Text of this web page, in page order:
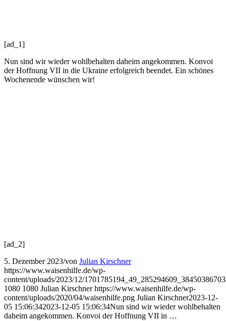
[ad_1]
Nun sind wir wieder wohlbehalten daheim angekommen. Konvoi
der Hoffnung VII in die Ukraine erfolgreich beendet. Ein schönes
Wochenende wünschen wir!
[ad_2]
5. Dezember 2023/von Julian Kirschner
https://www.waisenhilfe.de/wp-
content/uploads/2023/12/
1080 1080 Julian Kirschner https://www.waisenhilfe.de/wp-
content/uploads/2020/04/waisenhilfe.png Julian Kirschner2023-12-
05 15:06:342023-12-05 15:06:34Nun sind wir wieder wohlbehalten
daheim angekommen. Konvoi der Hoffnung VII in …